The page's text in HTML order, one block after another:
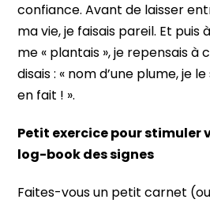
confiance. Avant de laisser
ma vie, je faisais pareil. Et puis
me « plantais », je repensais à
disais : « nom d’une plume, je
en fait ! ».
Petit exercice pour stimuler
log-book des signes
Faites-vous un petit carnet